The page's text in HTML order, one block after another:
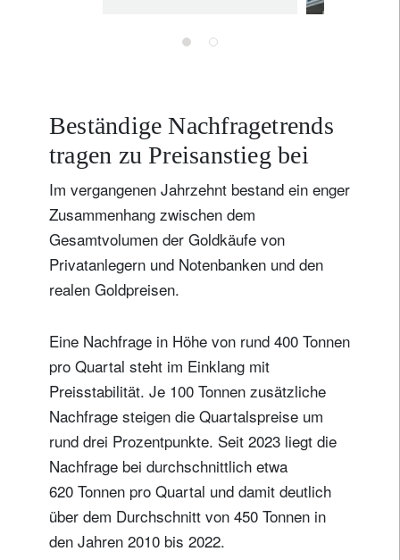
Beständige Nachfragetrends
tragen zu Preisanstieg bei
Im vergangenen Jahrzehnt bestand ein enger
Zusammenhang zwischen dem
Gesamtvolumen der Goldkäufe von
Privatanlegern und Notenbanken und den
realen Goldpreisen.
Eine Nachfrage in Höhe von rund 400 Tonnen
pro Quartal steht im Einklang mit
Preisstabilität. Je 100 Tonnen zusätzliche
Nachfrage steigen die Quartalspreise um
rund drei Prozentpunkte. Seit 2023 liegt die
Nachfrage bei durchschnittlich etwa
620 Tonnen pro Quartal und damit deutlich
über dem Durchschnitt von 450 Tonnen in
den Jahren 2010 bis 2022.
Newsletter abonnieren
Email
Titel Vorname
Name